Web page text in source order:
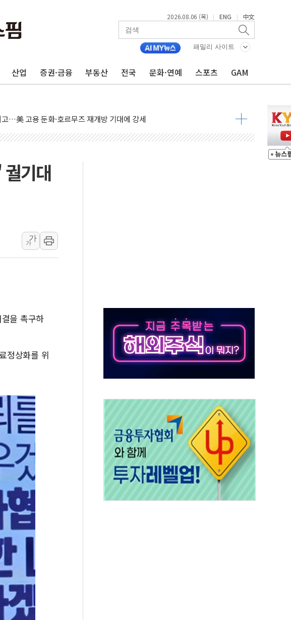
2026.08.06 (목) | ENG | 中文
패밀리 사이트
산업 증권·금융 부동산 전국 문화·연예 스포츠 GAM
특징주...모더나·아이온큐·도어대시↑ VS 샌디스크·피그마·앱러빈↓
미 주가선물 AI주 차익실현 속 혼조세...웨스턴디지털·샌디스크↓
리 탄도미사일 발사에 긴급 안보 점검회의
장 완화에 실적 호조까지, 상승...호실적 보고 기업 상승세 뚜렷
으로 우크라 민간인 '사파리' 공격… 시민들 공포감 극대화 전략
먼 "금융시장 레버리지 위험수위…숨은 차입이 더 큰 변수"
서 화재 1명 중상…대응 1단계 진압 중
, 중남미 콜롬비아에 새 안보 위기… 반군·마약카르텔이 습득해 전투 활용
서 부유물 감긴 어선 구조
일째…온열질환·가축 피해 최소화 '총력 대응'
코인, ETF 자금 유입에도 박스권…美 암호화폐 법안 처리 여부도 변수
기대
가
가
을 촉구하
정상화를 위